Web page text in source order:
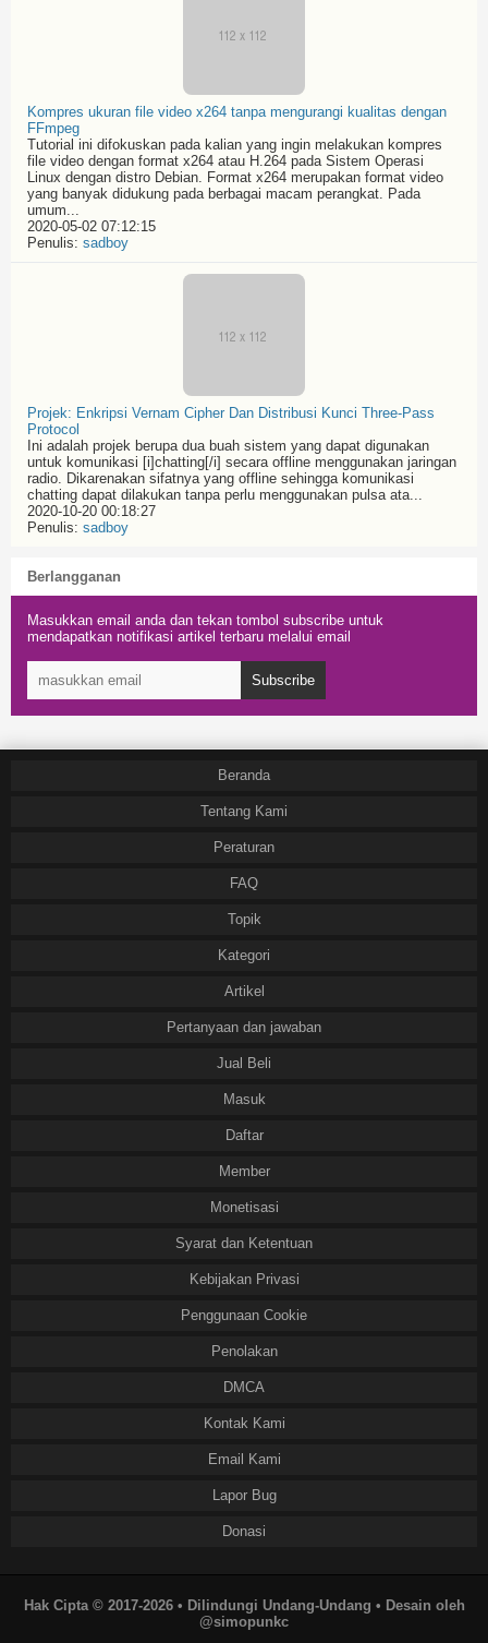
Kompres ukuran file video x264 tanpa mengurangi kualitas dengan
FFmpeg
Tutorial ini difokuskan pada kalian yang ingin melakukan kompres
file video dengan format x264 atau H.264 pada Sistem Operasi
Linux dengan distro Debian. Format x264 merupakan format video
yang banyak didukung pada berbagai macam perangkat. Pada
umum...
2020-05-02 07:12:15
Penulis: sadboy
Projek: Enkripsi Vernam Cipher Dan Distribusi Kunci Three-Pass
Protocol
Ini adalah projek berupa dua buah sistem yang dapat digunakan
untuk komunikasi [i]chatting[/i] secara offline menggunakan jaringan
radio. Dikarenakan sifatnya yang offline sehingga komunikasi
chatting dapat dilakukan tanpa perlu menggunakan pulsa ata...
2020-10-20 00:18:27
Penulis: sadboy
Berlangganan
Masukkan email anda dan tekan tombol subscribe untuk
mendapatkan notifikasi artikel terbaru melalui email
Subscribe
Beranda
Tentang Kami
Peraturan
FAQ
Topik
Kategori
Artikel
Pertanyaan dan jawaban
Jual Beli
Masuk
Daftar
Member
Monetisasi
Syarat dan Ketentuan
Kebijakan Privasi
Penggunaan Cookie
Penolakan
DMCA
Kontak Kami
Email Kami
Lapor Bug
Donasi
Hak Cipta © 2017-2026 • Dilindungi Undang-Undang • Desain oleh
@simopunkc